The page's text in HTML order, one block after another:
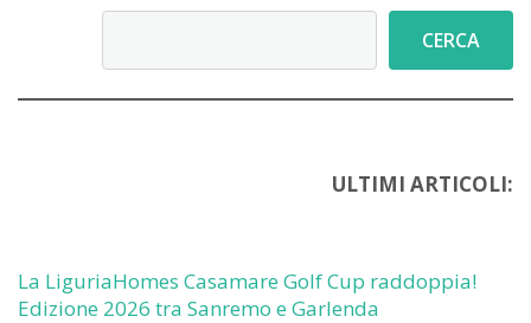
CERCA
ULTIMI ARTICOLI:
La LiguriaHomes Casamare Golf Cup raddoppia!
Edizione 2026 tra Sanremo e Garlenda